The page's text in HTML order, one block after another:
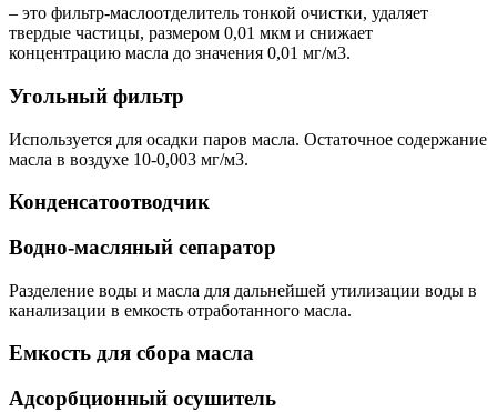
– это фильтр-маслоотделитель тонкой очистки, удаляет
твердые частицы, размером 0,01 мкм и снижает
концентрацию масла до значения 0,01 мг/м3.
Угольный фильтр
Используется для осадки паров масла. Остаточное содержание
масла в воздухе 10-0,003 мг/м3.
Конденсатоотводчик
Водно-масляный сепаратор
Разделение воды и масла для дальнейшей утилизации воды в
канализации в емкость отработанного масла.
Емкость для сбора масла
Адсорбционный осушитель